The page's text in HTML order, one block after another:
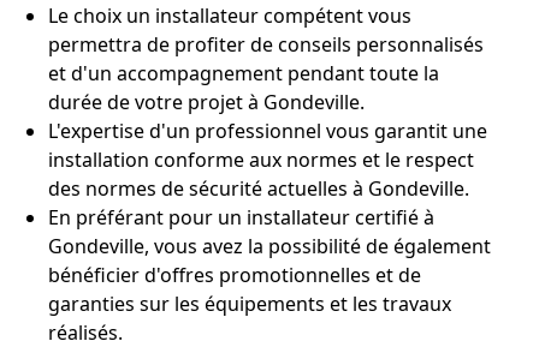
Le choix un installateur compétent vous
permettra de profiter de conseils personnalisés
et d'un accompagnement pendant toute la
durée de votre projet à Gondeville.
L'expertise d'un professionnel vous garantit une
installation conforme aux normes et le respect
des normes de sécurité actuelles à Gondeville.
En préférant pour un installateur certifié à
Gondeville, vous avez la possibilité de également
bénéficier d'offres promotionnelles et de
garanties sur les équipements et les travaux
réalisés.